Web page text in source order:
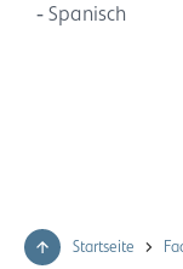
Spanisch
Startseite